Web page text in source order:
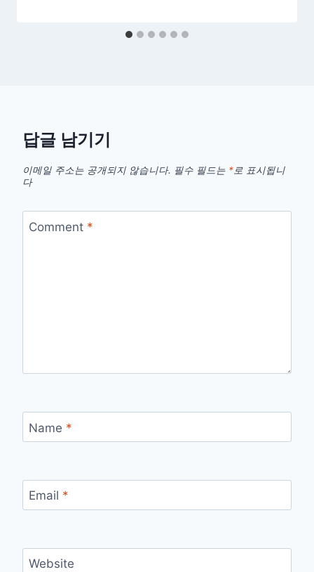
답글 남기기
이메일 주소는 공개되지 않습니다. 필수 필드는 *로 표시됩니
다
Comment *
Name *
Email *
Website